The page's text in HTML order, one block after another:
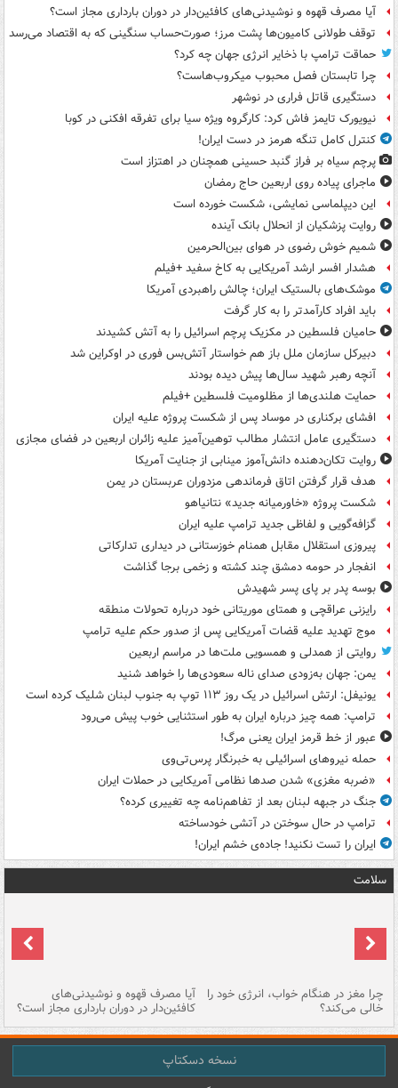
آیا مصرف قهوه و نوشیدنی‌های کافئین‌دار در دوران بارداری مجاز است؟
توقف طولانی کامیون‌ها پشت مرز؛ صورت‌حساب سنگینی که به اقتصاد می‌رسد
حماقت ترامپ با ذخایر انرژی جهان چه کرد؟
چرا تابستان فصل محبوب میکروب‌هاست؟
دستگیری قاتل فراری در نوشهر
نیویورک تایمز فاش کرد: کارگروه ویژه سیا برای تفرقه افکنی در کوبا
کنترل کامل تنگه هرمز در دست ایران!
پرچم سیاه بر فراز گنبد حسینی همچنان در اهتزاز است
ماجرای پیاده روی اربعین حاج رمضان
این دیپلماسی نمایشی، شکست خورده است
روایت پزشکیان از انحلال بانک آینده
شمیم خوش رضوی در هوای بین‌الحرمین
هشدار افسر ارشد آمریکایی به کاخ سفید +فیلم
موشک‌های بالستیک ایران؛ چالش راهبردی آمریکا
باید افراد کارآمدتر را به کار گرفت
حامیان فلسطین در مکزیک پرچم اسرائیل را به آتش کشیدند
دبیرکل سازمان ملل باز هم خواستار آتش‌بس فوری در اوکراین شد
آنچه رهبر شهید سال‌ها پیش دیده بودند
حمایت هلندی‌ها از مظلومیت فلسطین +فیلم
افشای برکناری در موساد پس از شکست پروژه علیه ایران
دستگیری عامل انتشار مطالب توهین‌آمیز علیه زائران اربعین در فضای مجازی
روایت تکان‌دهنده دانش‌آموز مینابی از جنایت آمریکا
هدف قرار گرفتن اتاق‌ فرماندهی مزدوران عربستان در یمن
شکست پروژه «خاورمیانه جدید» نتانیاهو
گزافه‌گویی و لفاظی جدید ترامپ علیه ایران
پیروزی استقلال مقابل همنام خوزستانی در دیداری تدارکاتی
انفجار در حومه دمشق چند کشته و زخمی برجا گذاشت
بوسه‌ پدر بر پای پسر شهیدش
رایزنی عراقچی و همتای موریتانی خود درباره تحولات منطقه
موج تهدید علیه قضات آمریکایی پس از صدور حکم علیه ترامپ
روایتی از همدلی و همسویی ملت‌ها در مراسم اربعین
یمن: جهان به‌زودی صدای ناله سعودی‌ها را خواهد شنید
یونیفل: ارتش اسرائیل در یک روز ۱۱۳ توپ به جنوب لبنان شلیک کرده است
ترامپ: همه چیز درباره ایران به طور استثنایی خوب پیش می‌رود
عبور از خط قرمز ایران یعنی مرگ!
حمله نیروهای اسرائیلی به خبرنگار پرس‌تی‌وی
«ضربه مغزی» شدن صدها نظامی آمریکایی در حملات ایران
جنگ در جبهه لبنان بعد از تفاهم‌نامه چه تغییری کرده؟
ترامپ در حال سوختن در آتشی خودساخته
ایران را تست نکنید! جاده‌ی خشم ایران!
سلامت
چرا مغز در هنگام خواب، انرژی خود را
خالی می‌کند؟
آیا مصرف قهوه و نوشیدنی‌های
کافئین‌دار در دوران بارداری مجاز است؟
نسخه دسکتاپ